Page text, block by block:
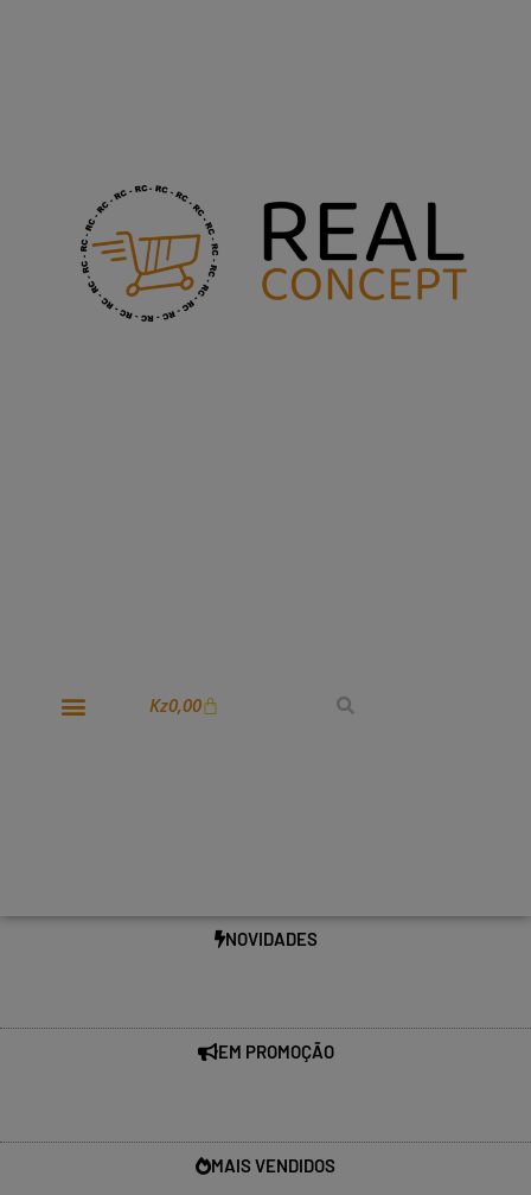
Kz0,00
NOVIDADES
EM PROMOÇÃO
MAIS VENDIDOS